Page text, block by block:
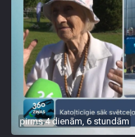
pirms 4 dienām, 6 stundām